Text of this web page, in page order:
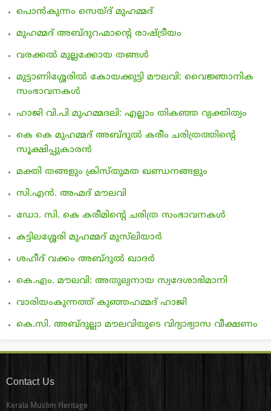
പൊന്‍കുന്നം സെയ്ദ് മുഹമ്മദ്
മുഹമ്മദ് അബ്ദുറഹ്മാന്റെ രാഷ്ട്രീയം
വരക്കല്‍ മുല്ലക്കോയ തങ്ങള്‍
മുട്ടാണിശ്ശേരില്‍ കോയക്കുട്ടി മൗലവി: വൈജ്ഞാനിക
സംഭാവനകള്‍
ഹാജി വി.പി മുഹമ്മദലി: എല്ലാം തികഞ്ഞ വ്യക്തിത്വം
കെ കെ മുഹമ്മദ് അബ്ദുല്‍ കരീം ചരിത്രത്തിന്റെ
സൂക്ഷിപ്പുകാരന്‍
മക്തി തങ്ങളും ക്രിസ്തുമത ഖണ്ഡനങ്ങളും
സി.എന്‍. അഹ്മദ് മൗലവി
ഡോ. സി. കെ കരീമിന്റെ ചരിത്ര സംഭാവനകള്‍
കട്ടിലശ്ശേരി മുഹമ്മദ് മുസ്‌ലിയാര്‍
ശഹീദ് വക്കം അബ്ദുല്‍ ഖാദര്‍
കെ.എം. മൗലവി: അതുല്യനായ സ്വദേശാഭിമാനി
വാരിയംകുന്നത്ത് കുഞ്ഞഹമ്മദ് ഹാജി
കെ.സി. അബ്ദുല്ലാ മൗലവിയുടെ വിദ്യാഭ്യാസ വീക്ഷണം
Contact Us
Kerala Muslim Heritage